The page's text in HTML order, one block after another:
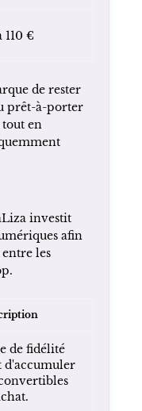
110 €
de rester
prêt-à-porter
en
investit
afin
les
de fidélité
d'accumuler